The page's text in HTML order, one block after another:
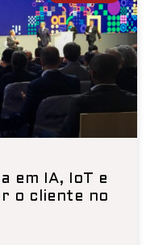
em IA, IoT e
o cliente no